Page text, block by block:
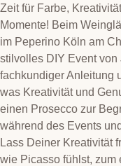
Zeit für Farbe,
Momente! Beim
im Peperino Köln am
stilvolles DIY Event von
fachkundiger Anleitung
was Kreativität und
einen Prosecco zur
während des Events
Lass Deiner Kreativität
wie Picasso fühlst, zum